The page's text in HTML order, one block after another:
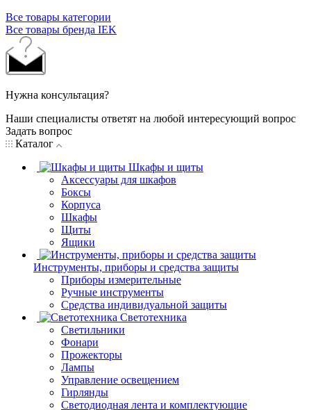
Все товары категории
Все товары бренда IEK
Нужна консультация?
Наши специалисты ответят на любой интересующий вопрос
Задать вопрос
Каталог
Шкафы и щиты
Аксессуары для шкафов
Боксы
Корпуса
Шкафы
Щиты
Ящики
Инструменты, приборы и средства защиты
Приборы измерительные
Ручные инструменты
Средства индивидуальной защиты
Светотехника
Светильники
Фонари
Прожекторы
Лампы
Управление освещением
Гирлянды
Светодиодная лента и комплектующие